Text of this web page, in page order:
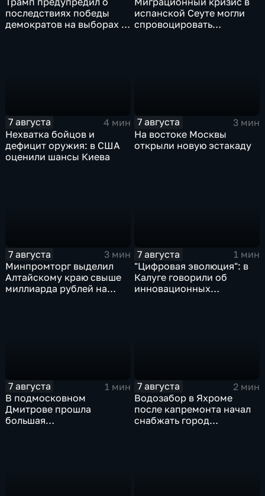
последствиях победы
демократов на выборах в
испанской Сеуте могли
спровоцировать
7 августа
4 мин
Нехватка бойцов и
дефицит оружия: в США
оценили шансы Киева
7 августа
3 мин
На востоке Москвы
открыли новую эстакаду
7 августа
3 мин
Минпромторг выделил
Алтайскому краю свыше
миллиарда рублей на
7 августа
1 мин
"Цифровая эволюция": в
Калуге говорили об
инновационных
7 августа
1 мин
В подмосковном
Дмитрове прошла
большая
7 августа
2 мин
Водозабор в Яхроме
после капремонта начал
снабжать город